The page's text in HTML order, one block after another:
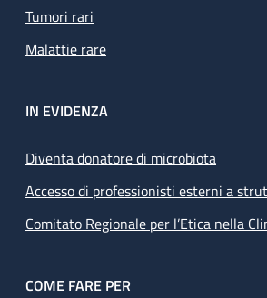
Tumori rari
Malattie rare
IN EVIDENZA
Diventa donatore di microbiota
Accesso di professionisti esterni a
Comitato Regionale per l’Etica nella
COME FARE PER